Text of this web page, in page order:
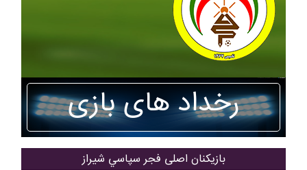
رخداد های بازی
بازیکنان اصلی فجر سپاسي شیراز